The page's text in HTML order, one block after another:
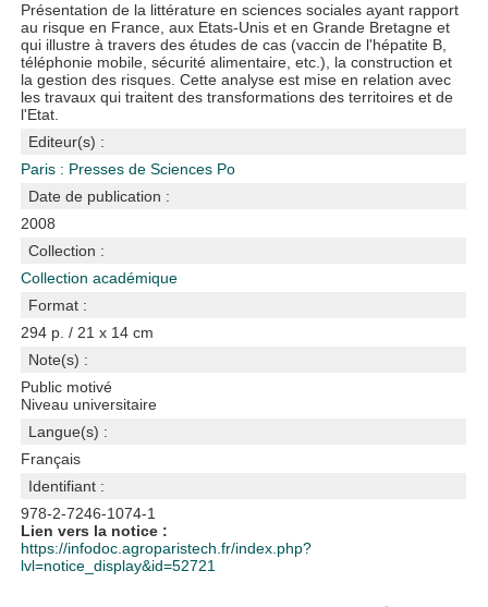
Présentation de la littérature en sciences sociales ayant rapport
au risque en France, aux Etats-Unis et en Grande Bretagne et
qui illustre à travers des études de cas (vaccin de l'hépatite B,
téléphonie mobile, sécurité alimentaire, etc.), la construction et
la gestion des risques. Cette analyse est mise en relation avec
les travaux qui traitent des transformations des territoires et de
l'Etat.
Editeur(s) :
Paris : Presses de Sciences Po
Date de publication :
2008
Collection :
Collection académique
Format :
294 p. / 21 x 14 cm
Note(s) :
Public motivé
Niveau universitaire
Langue(s) :
Français
Identifiant :
978-2-7246-1074-1
Lien vers la notice :
https://infodoc.agroparistech.fr/index.php?
lvl=notice_display&id=52721